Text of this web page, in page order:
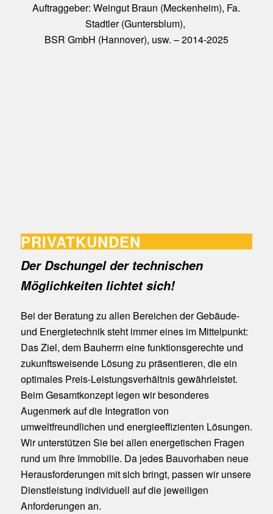
Auftraggeber: Weingut Braun (Meckenheim), Fa.
Stadtler (Guntersblum),
BSR GmbH (Hannover), usw. – 2014-2025
PRIVATKUNDEN
Der Dschungel der technischen
Möglichkeiten lichtet sich!
Bei der Beratung zu allen Bereichen der Gebäude-
und Energietechnik steht immer eines im Mittelpunkt:
Das Ziel, dem Bauherrn eine funktionsgerechte und
zukunftsweisende Lösung zu präsentieren, die ein
optimales Preis-Leistungsverhältnis gewährleistet.
Beim Gesamtkonzept legen wir besonderes
Augenmerk auf die Integration von
umweltfreundlichen und energieeffizienten Lösungen.
Wir unterstützen Sie bei allen energetischen Fragen
rund um Ihre Immobilie. Da jedes Bauvorhaben neue
Herausforderungen mit sich bringt, passen wir unsere
Dienstleistung individuell auf die jeweiligen
Anforderungen an.